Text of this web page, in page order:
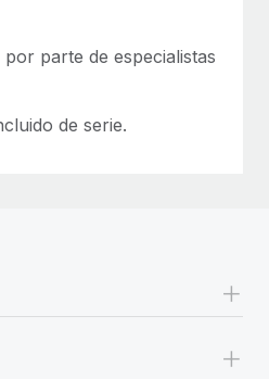
parte de especialistas
de serie.
+
+